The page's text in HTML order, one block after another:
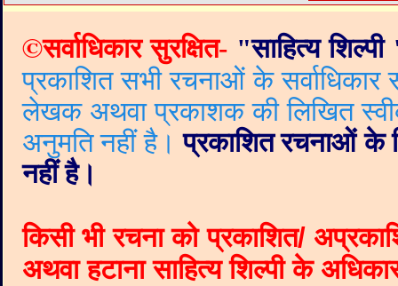
©सर्वाधिकार सुरक्षित- "साहित्य शिल्पी
प्रकाशित सभी रचनाओं के
लेखक अथवा प्रकाशक की लिखित
अनुमति नहीं है। प्रकाशित रचनाओं के
नहीं है।
किसी भी रचना को प्रकाशित/
अथवा हटाना साहित्य शिल्पी के